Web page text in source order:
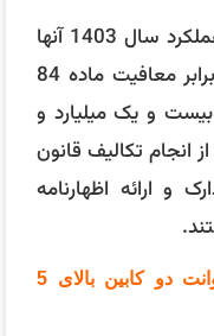
مودیانی که درآمد مشمول مالیات عملکرد سال 1403 آنها
در سال کمتر یا برابر حداکثر 150 برابر معافیت ماده 84
معادل بیست و یک میلیارد و
تکالیف قانون
و ارائه اظهارنامه
نرخ مالیات خودروهای سواری و وانت دو کابین بالای 5